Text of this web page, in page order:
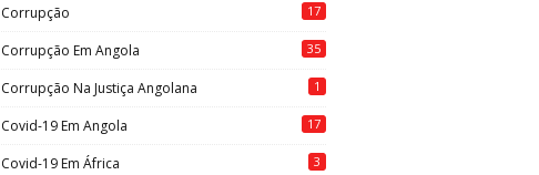
Corrupção 17
Corrupção Em Angola 35
Corrupção Na Justiça Angolana 1
Covid-19 Em Angola 17
Covid-19 Em África 3